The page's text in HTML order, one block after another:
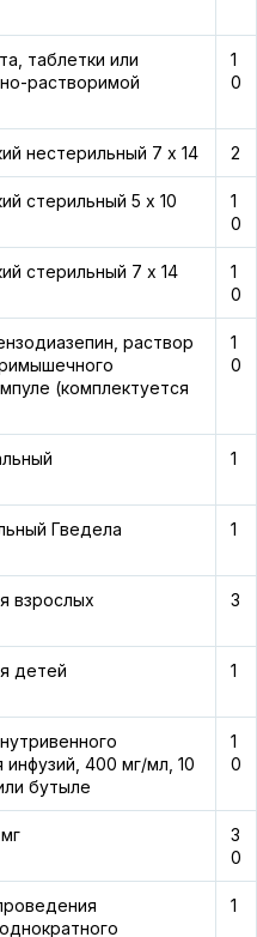
таблетки или
растворимой
1
0
нестерильный 7 х 14 2
стерильный 5 х 10
1
0
стерильный 7 х 14
1
0
раствор
(комплектуется
1
0
1
Гведела 1
взрослых 3
детей 1
400 мг/мл, 10
бутыле
1
0
3
0
1